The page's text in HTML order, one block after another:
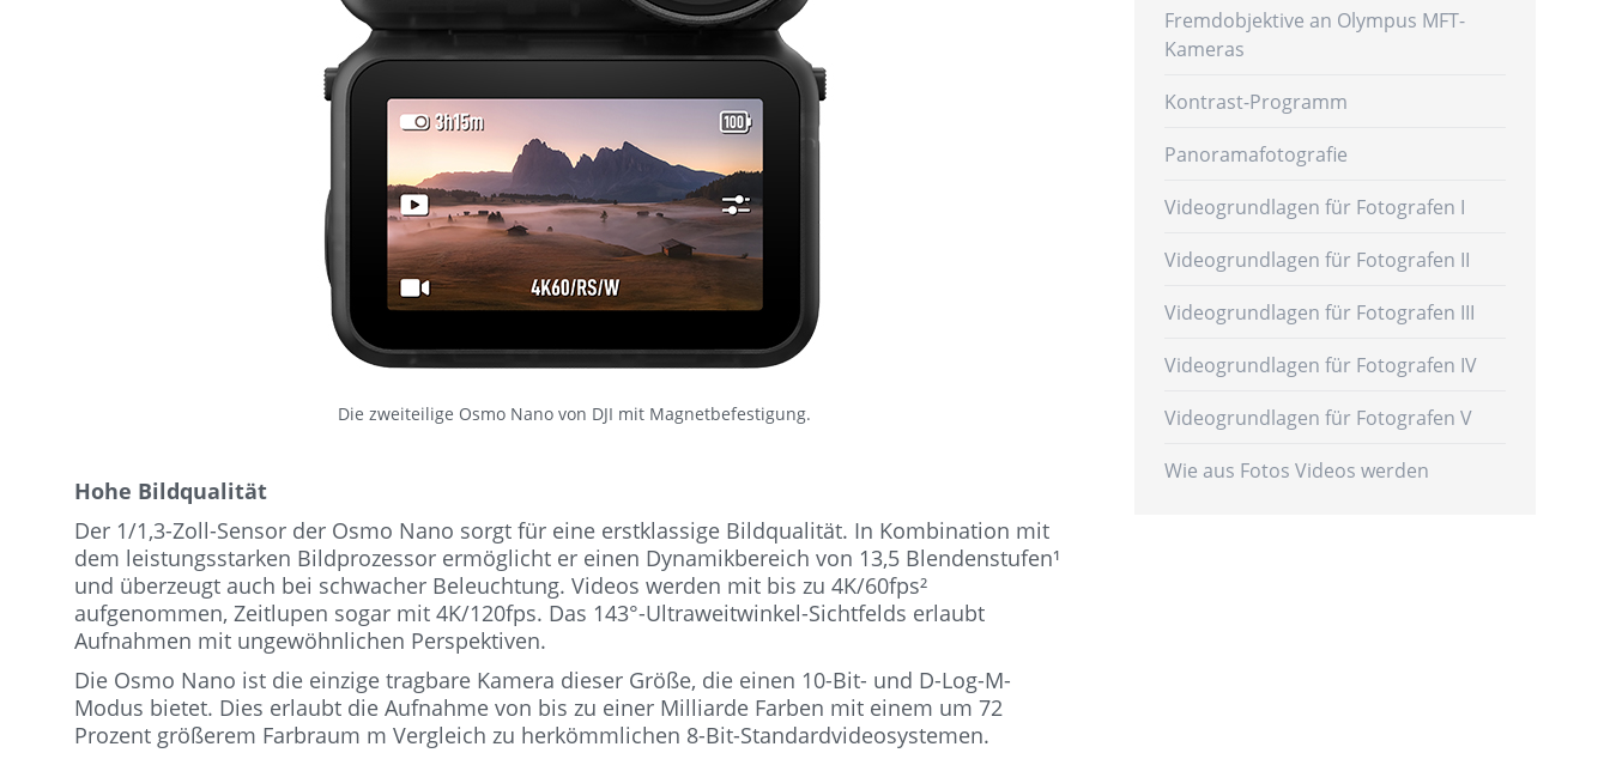
Die zweiteilige Osmo Nano von DJI mit Magnetbefestigung.
Hohe Bildqualität
Der 1/1,3-Zoll-Sensor der Osmo Nano sorgt für eine erstklassige Bildqualität. In Kombination mit
dem leistungsstarken Bildprozessor ermöglicht er einen Dynamikbereich von 13,5 Blendenstufen¹
und überzeugt auch bei schwacher Beleuchtung. Videos werden mit bis zu 4K/60fps²
aufgenommen, Zeitlupen sogar mit 4K/120fps. Das 143°-Ultraweitwinkel-Sichtfelds erlaubt
Aufnahmen mit ungewöhnlichen Perspektiven.
Die Osmo Nano ist die einzige tragbare Kamera dieser Größe, die einen 10-Bit- und D-Log-M-
Modus bietet. Dies erlaubt die Aufnahme von bis zu einer Milliarde Farben mit einem um 72
Prozent größerem Farbraum m Vergleich zu herkömmlichen 8-Bit-Standardvideosystemen.
Fremdobjektive an Olympus MFT-
Kameras
Kontrast-Programm
Panoramafotografie
Videogrundlagen für Fotografen I
Videogrundlagen für Fotografen II
Videogrundlagen für Fotografen III
Videogrundlagen für Fotografen IV
Videogrundlagen für Fotografen V
Wie aus Fotos Videos werden